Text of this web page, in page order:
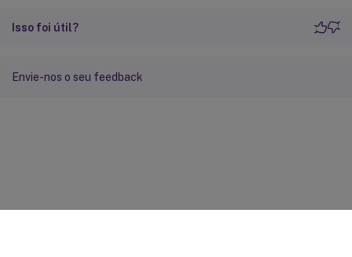
Isso foi útil?
Envie-nos o seu feedback